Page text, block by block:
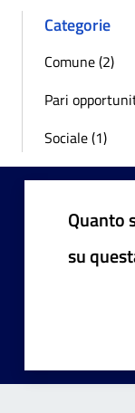
Categorie
Comune (2)
Pari
Sociale (1)
Quanto
su